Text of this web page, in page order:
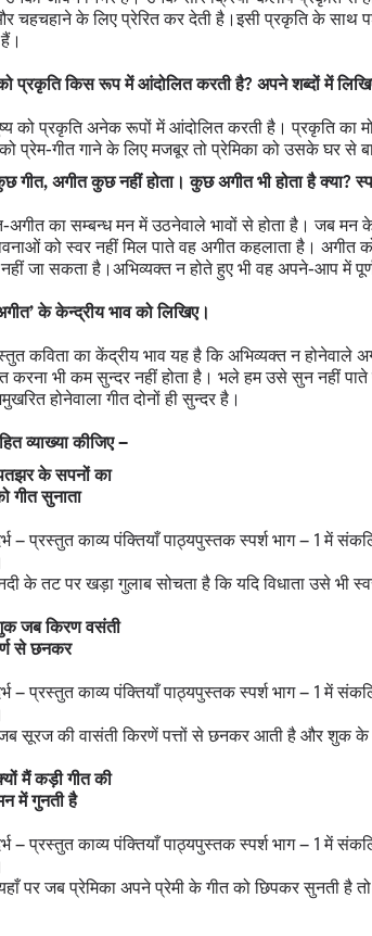
चहचहाने के लिए प्रेरित कर देती है।इसी प्रकृति के साथ
प्रकृति किस रूप में आंदोलित करती है? अपने शब्दों में
को प्रकृति अनेक रूपों में आंदोलित करती है। प्रकृति का
को प्रेम-गीत गाने के लिए मजबूर तो प्रेमिका को उसके घर से
गीत, अगीत कुछ नहीं होता। कुछ अगीत भी होता है क्या?
अगीत का सम्बन्ध मन में उठनेवाले भावों से होता है। जब मन
को स्वर नहीं मिल पाते वह अगीत कहलाता है। अगीत
जा सकता है।अभिव्यक्त न होते हुए भी वह अपने-आप में
के केन्द्रीय भाव को लिखिए।
कविता का केंद्रीय भाव यह है कि अभिव्यक्त न होनेवाले
करना भी कम सुन्दर नहीं होता है। भले हम उसे सुन नहीं
होनेवाला गीत दोनों ही सुन्दर है।
व्याख्या कीजिए –
के सपनों का
गीत सुनाता
– प्रस्तुत काव्य पंक्तियाँ पाठ्यपुस्तक स्पर्श भाग – 1 में
के तट पर खड़ा गुलाब सोचता है कि यदि विधाता उसे भी
जब किरण वसंती
से छनकर
– प्रस्तुत काव्य पंक्तियाँ पाठ्यपुस्तक स्पर्श भाग – 1 में
जब सूरज की वासंती किरणें पत्तों से छनकर आती है और शुक के
मैं कड़ी गीत की
में गुनती है
– प्रस्तुत काव्य पंक्तियाँ पाठ्यपुस्तक स्पर्श भाग – 1 में
पर जब प्रेमिका अपने प्रेमी के गीत को छिपकर सुनती है